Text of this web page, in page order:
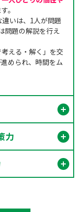
。
いは、1人が問題
問題の解説を行え
える・解く」を交
められ、時間をム
力